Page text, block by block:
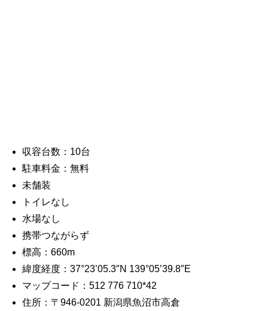
収容台数：10台
駐車料金：無料
未舗装
トイレなし
水場なし
携帯つながらず
標高：660m
緯度経度：37°23’05.3″N 139°05’39.8″E
マップコード：512 776 710*42
住所：〒946-0201 新潟県魚沼市高倉